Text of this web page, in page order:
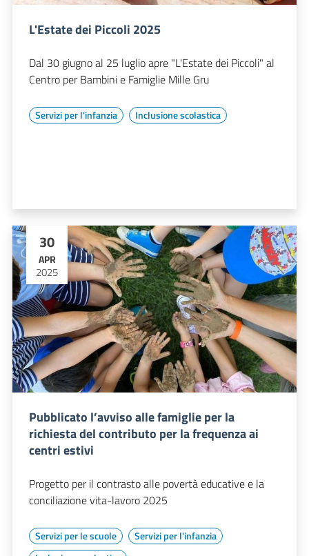
L'Estate dei Piccoli 2025
Dal 30 giugno al 25 luglio apre "L'Estate dei Piccoli" al
Centro per Bambini e Famiglie Mille Gru
Servizi per l'infanzia Inclusione scolastica
30
APR
2025
Pubblicato l’avviso alle famiglie per la
richiesta del contributo per la frequenza ai
centri estivi
Progetto per il contrasto alle povertà educative e la
conciliazione vita-lavoro 2025
Servizi per le scuole
Servizi per l'infanzia